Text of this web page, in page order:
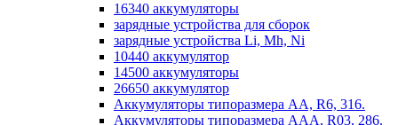
16340 аккумуляторы
зарядные устройства для сборок
зарядные устройства Li, Mh, Ni
10440 аккумулятор
14500 аккумуляторы
26650 аккумулятор
Аккумуляторы типоразмера АА, R6, 316.
Аккумуляторы типоразмера ААА, R03, 286.